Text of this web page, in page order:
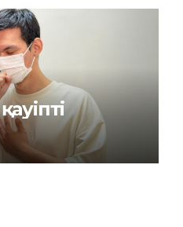
Жазғы тұмау қауіпті